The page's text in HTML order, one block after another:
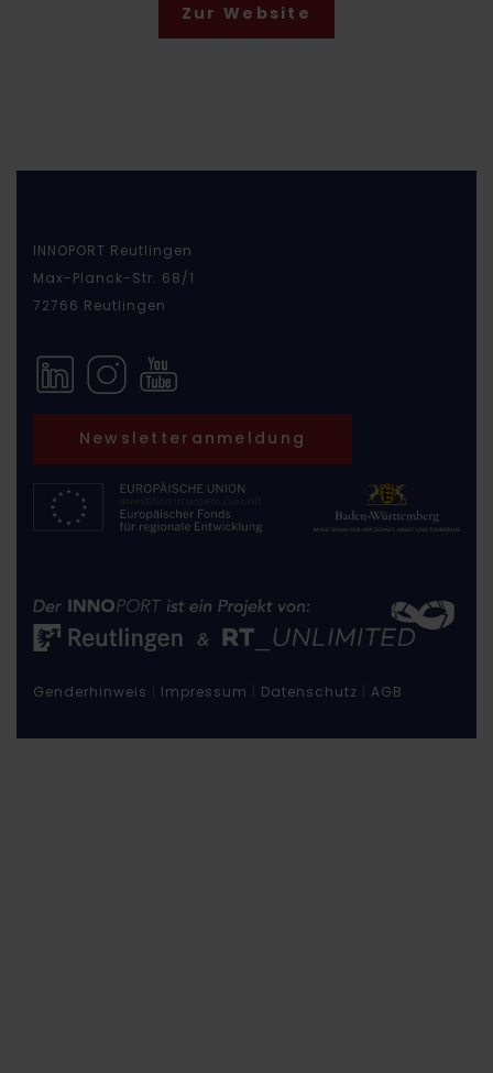
Zur Website
INNOPORT Reutlingen
Max-Planck-Str. 68/1
72766 Reutlingen
Newsletteranmeldung
Genderhinweis Impressum Datenschutz AGB